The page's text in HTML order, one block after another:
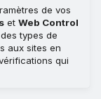
de vos
et Web Control
types de
aux sites en
qui